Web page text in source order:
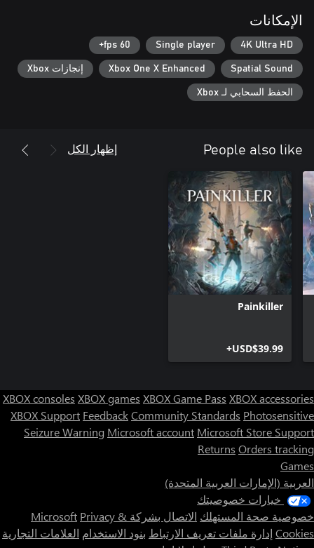
الإمكانات
4K Ultra HD
Single player
60 fps+
Spatial Sound
Xbox One X Enhanced إنجازات Xbox
الحفظ السحابي لـ Xbox
People also like إظهار الكل
Painkiller
USD$39.99+
XBOX consoles XBOX games XBOX Game Pass XBOX accessories
XBOX Support FeedbackCommunity Standards Photosensitive
Seizure Warning Microsoft account Microsoft Store Support
Returns Orders tracking
Games
العربية (الإمارات العربية المتحدة)
خيارات خصوصيتك
خصوصية صحة المستهلك الاتصال بشركة Microsoft Privacy &
Cookies إدارة ملفات تعريف الارتباط بنود الاستخدام العلامات التجارية